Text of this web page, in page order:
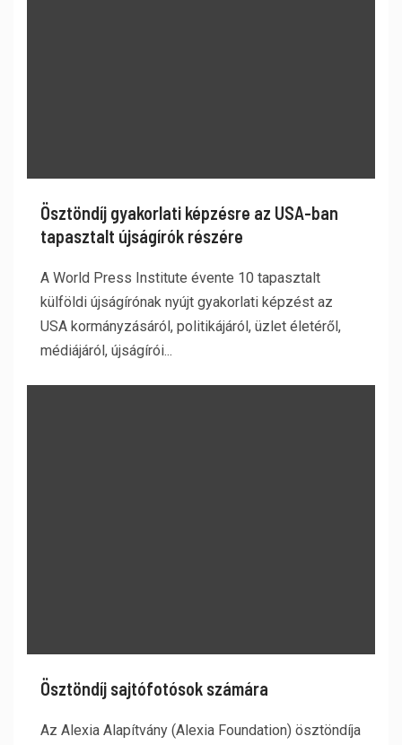
Ösztöndíj gyakorlati képzésre az USA-ban
tapasztalt újságírók részére
A World Press Institute évente 10 tapasztalt
külföldi újságírónak nyújt gyakorlati képzést az
USA kormányzásáról, politikájáról, üzlet életéről,
médiájáról, újságírói...
Ösztöndíj sajtófotósok számára
Az Alexia Alapítvány (Alexia Foundation) ösztöndíja